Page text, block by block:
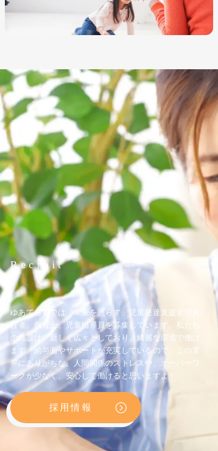
ご利用の流れ
Recruit
ゆあてらすでは「未来を照らす」児童発達支援管理責
任者、保育士、児童指導員を募集しています。私たち
の施設は、新しく広々としており、綺麗な環境で働け
ます。給与面やサポートが充実しているので、この業
界にありがちな、人間関係のストレスや、オーバーワ
ークが少なく、安心して働けると思いますよ！
採用情報